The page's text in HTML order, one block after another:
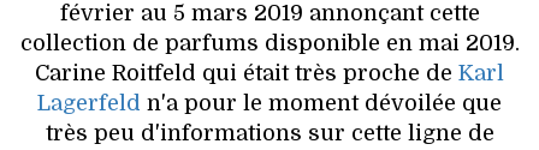
février au 5 mars 2019 annonçant cette
collection de parfums disponible en mai 2019.
Carine Roitfeld qui était très proche de Karl
Lagerfeld n'a pour le moment dévoilée que
très peu d'informations sur cette ligne de